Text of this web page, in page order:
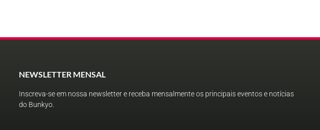
NEWSLETTER MENSAL
Inscreva-se em nossa newsletter e receba mensalmente os principais eventos e notícias
do Bunkyo.